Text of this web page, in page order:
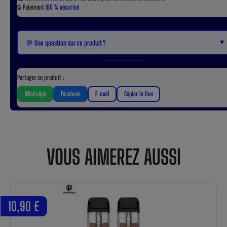
🔒 Paiement100 % sécurisé
💬 Une question sur ce produit ? ▼
Partager ce produit :
WhatsApp Facebook E-mail Copier le lien
VOUS AIMEREZ AUSSI
10,90 €